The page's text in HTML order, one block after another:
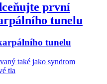
první
tunelu
tunelu
také jako syndrom
tla